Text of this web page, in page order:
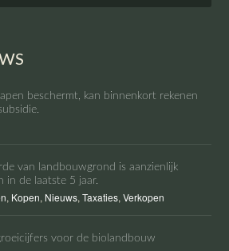
beschermt, kan binnenkort rekenen
van landbouwgrond is aanzienlijk
in de laatste 5 jaar.
, Kopen, Nieuws,Taxaties,Verkopen
voor de biolandbouw